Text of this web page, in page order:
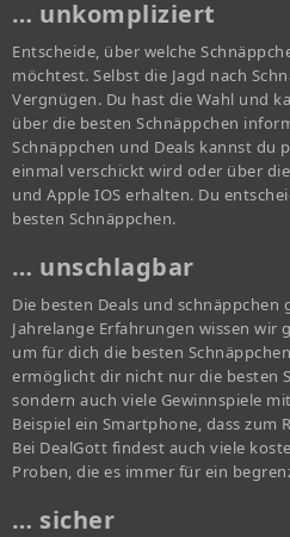
… unkompliziert
Entscheide, über welche
möchtest. Selbst die Jagd nach
Vergnügen. Du hast die Wahl und
über die besten Schnäppchen
Schnäppchen und Deals kannst du
einmal verschickt wird oder über
und Apple IOS erhalten. Du
besten Schnäppchen.
… unschlagbar
Die besten Deals und schnäppchen
Jahrelange Erfahrungen wissen wir
um für dich die besten
ermöglicht dir nicht nur die besten
sondern auch viele Gewinnspiele
Beispiel ein Smartphone, dass zum
Bei DealGott findest auch viele
Proben, die es immer für ein
… sicher